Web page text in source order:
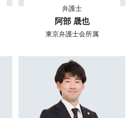
弁護士
阿部 晟也
東京弁護士会所属